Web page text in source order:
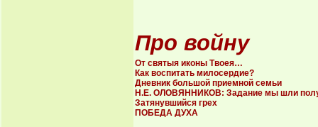
Про войну
От святыя иконы Твоея…
Как воспитать милосердие?
Дневник большой приемной семьи
Н.Е. ОЛОВЯННИКОВ: Задание мы шли
Затянувшийся грех
ПОБЕДА ДУХА